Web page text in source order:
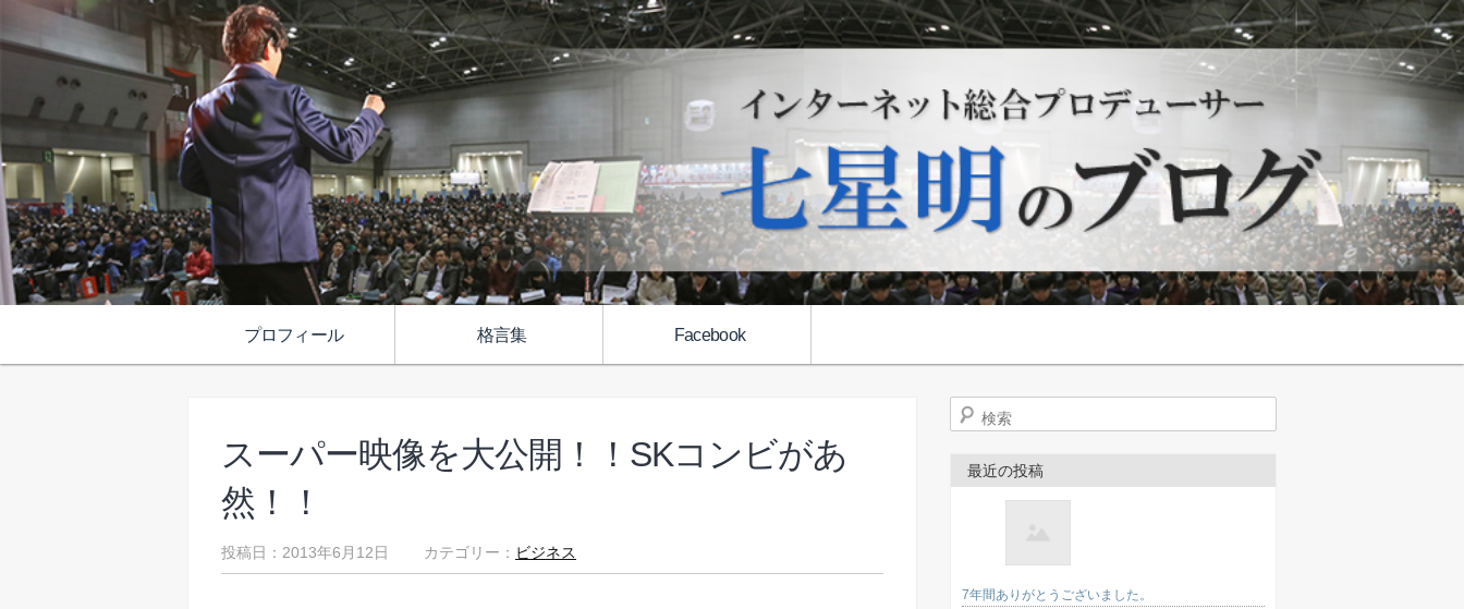
プロフィール 格言集 Facebook
スーパー映像を大公開！！SKコンビがあ
然！！
投稿日：2013年6月12日 カテゴリー： ビジネス
検索
最近の投稿
7年間ありがとうございました。